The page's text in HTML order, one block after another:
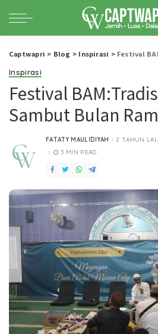
Captwapri > Blog > Inspirasi > Festival
Inspirasi
Festival
Sambut Bulan
POSTED
FATATY MAULIDIYAH 2 TAHUN
3 MIN READ